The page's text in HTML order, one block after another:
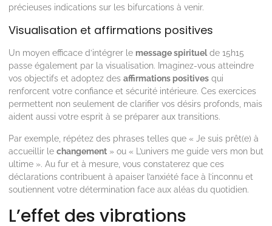
précieuses indications sur les bifurcations à venir.
Visualisation et affirmations positives
Un moyen efficace d’intégrer le message spirituelde 15h15
passe également par la visualisation. Imaginez-vous atteindre
vos objectifs et adoptez des affirmations positives qui
renforcent votre confiance et sécurité intérieure. Ces exercices
permettent non seulement de clarifier vos désirs profonds, mais
aident aussi votre esprit à se préparer aux transitions.
Par exemple, répétez des phrases telles que « Je suis prêt(e) à
accueillir le changement » ou « L’univers me guide vers mon but
ultime ». Au fur et à mesure, vous constaterez que ces
déclarations contribuent à apaiser l’anxiété face à l’inconnu et
soutiennent votre détermination face aux aléas du quotidien.
L’effet des vibrations